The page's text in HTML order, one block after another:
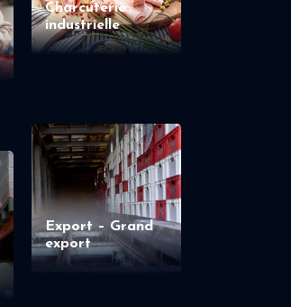
Charcuterie
industrielle
Export – Grand
export